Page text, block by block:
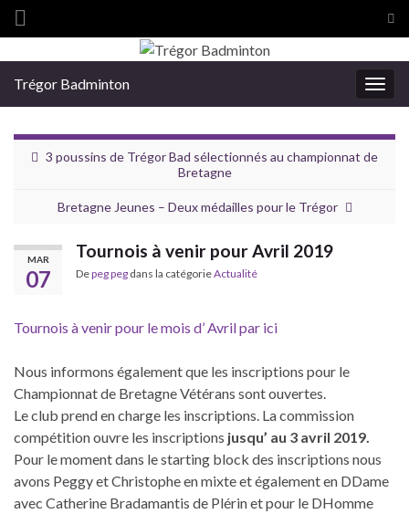
Search for:
Trégor Badminton
3 poussins de Trégor Bad sélectionnés au championnat de
Bretagne
Bretagne Jeunes – Deux médailles pour le Trégor
MAR
07
Tournois à venir pour Avril 2019
Depeg peg dans la catégorieActualité
Tournois à venir pour le mois d’ Avril par ici
Nous informons également que les inscriptions pour le
Championnat de Bretagne Vétérans sont ouvertes.
Le club prend en charge les inscriptions. La commission
compétition ouvre les inscriptions jusqu’ au 3 avril 2019.
Pour le moment dans le starting block des inscriptions nous
avons Peggy et Christophe en mixte et également en DDame
avec Catherine Bradamantis de Plérin et pour le DHomme